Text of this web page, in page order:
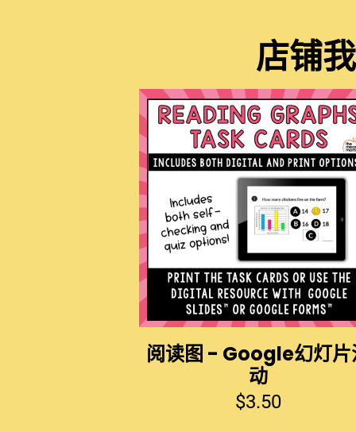
店铺
阅读图 - Google幻灯片
动
$3.50